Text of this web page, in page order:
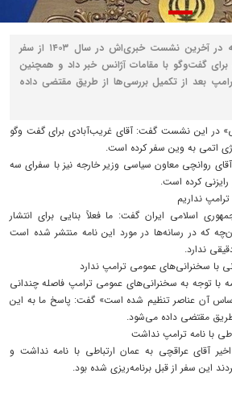
نصر: سخنگوی وزارت خارجه در آخرین نشست خبری‌اش در سال ۱۴۰۳ از سفر
گفت‌وگو با مقامات‌ آژانس خبر داد و همچنین
بعد از تکمیل بررسی‌ها از طریق مقتضی داده
در این نشست گفت: آقای غریب‌آبادی برای گفت وگو
اتمی به وین سفر کرده است.
روانچی معاون سیاسی وزیر خارجه نیز با سفرای سه
کرده است.
ترامپ نداریم
اسلامی ایران گفت: ما فعلاً بنایی برای انتشار
که در رسانه‌ها در مورد این نامه منتشر شده است
ندارد.
با سخنرانی‌های عمومی ترامپ ندارد
با توجه به سخنرانی‌های عمومی ترامپ فاصله چندانی
اساس آن عناصر تنظیم شده است» گفت: پاسخ ما به این
طریق مقتضی داده می‌شود.
با نامه ترامپ نداشت
آقای عراقچی به عمان ارتباطی با نامه نداشت و
این سفر از قبل برنامه‌ریزی شده بود.